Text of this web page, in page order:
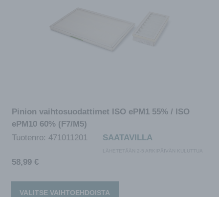
Pinion vaihtosuodattimet ISO ePM1 55% / ISO
ePM10 60% (F7/M5)
Tuotenro: 471011201 SAATAVILLA
LÄHETETÄÄN 2-5 ARKIPÄIVÄN KULUTTUA
58,99 €
VALITSE VAIHTOEHDOISTA